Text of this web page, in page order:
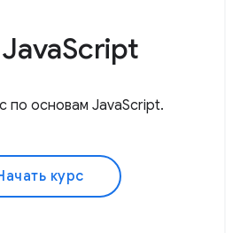
по основам JavaScript.
курс